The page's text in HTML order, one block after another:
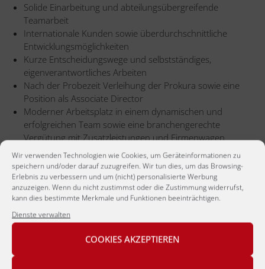
Wir verwenden Technologien wie Cookies, um Geräteinformationen zu
speichern und/oder darauf zuzugreifen. Wir tun dies, um das Browsing-
Erlebnis zu verbessern und um (nicht) personalisierte Werbung
anzuzeigen. Wenn du nicht zustimmst oder die Zustimmung widerrufst,
kann dies bestimmte Merkmale und Funktionen beeinträchtigen.
Dienste verwalten
COOKIES AKZEPTIEREN
Solide Einarbeitung und abteilungsübergreifende
Teamarbeit
Internationale Kunden sowie überdurchschnittliche
Entwicklungsmöglichkeiten
Kurze Entscheidungswege und selbstständiges,
eigenverantwortliches Arbeiten
Nach der Probezeit Verleihung der Prokura sowie eine
Position als Associate Director
Moderner Arbeitsplatz in einem dynamischen und
erfolgreichen Team sowie eine branchengerechte
Vergütung mit Zusatzleistungen und Firmenwagen
Die Vereinbarkeit von Familie und Beruf
großgeschrieben.
Personalberatung
anspricht, dann nehmen Sie bitteKontakt